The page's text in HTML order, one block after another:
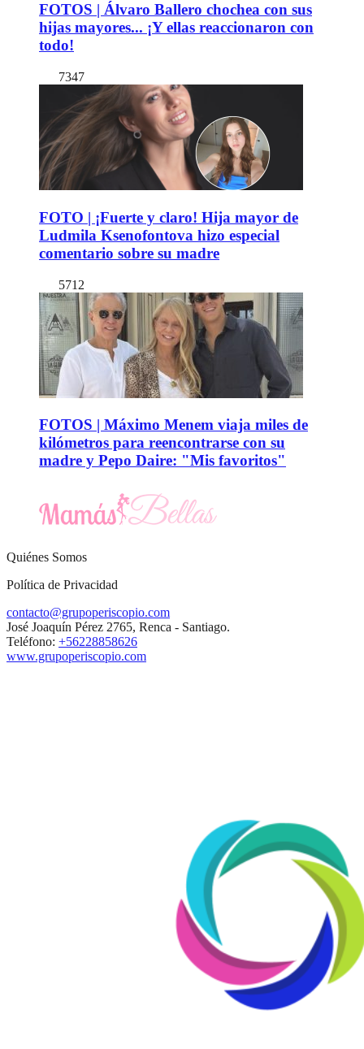
FOTOS | Álvaro Ballero chochea con sus
hijas mayores... ¡Y ellas reaccionaron con
todo!
7347
FOTO | ¡Fuerte y claro! Hija mayor de
Ludmila Ksenofontova hizo especial
comentario sobre su madre
5712
FOTOS | Máximo Menem viaja miles de
kilómetros para reencontrarse con su
madre y Pepo Daire: "Mis favoritos"
Quiénes Somos
Política de Privacidad
contacto@grupoperiscopio.com
José Joaquín Pérez 2765, Renca - Santiago.
Teléfono: +56228858626
www.grupoperiscopio.com